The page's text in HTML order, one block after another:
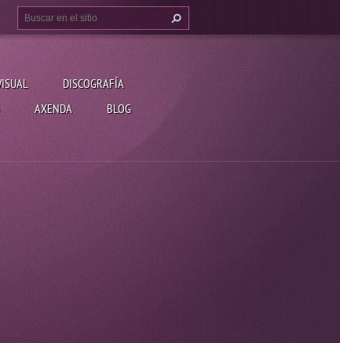
DISCOGRAFÍA
AXENDA
BLOG